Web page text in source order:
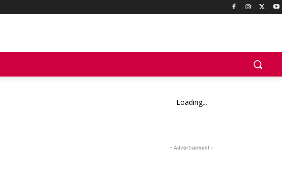
Loading...
- Advertisement -